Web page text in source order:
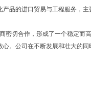
产品的进口贸易与工程服务，
切合作，形成了一个稳定而
。公司在不断发展和壮大的